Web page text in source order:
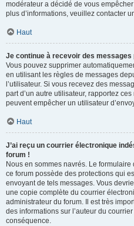
modérateur a décidé de vous
plus d’informations, veuillez contacter
Haut
Je continue à recevoir des
Vous pouvez supprimer
en utilisant les règles de messages
l’utilisateur. Si vous recevez des
part d’un autre utilisateur, rapportez
peuvent empêcher un utilisateur
Haut
J’ai reçu un courrier électronique
forum !
Nous en sommes navrés. Le
ce forum possède des protections qui
envoyant de tels messages. Vous
une copie complète du courrier
administrateur du forum. Il est très
des informations sur l’auteur du
conséquence.